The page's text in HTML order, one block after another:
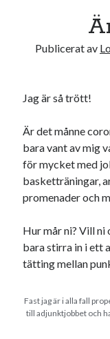
Publicerat av
Jag är så trött!
Är det månne
bara vant av mig
för mycket med
basketträningar,
promenader och
Hur mår ni? Vill ni
bara stirra in i ett
tätting mellan
Fast jag är i alla fall
till adjunktjobbet och